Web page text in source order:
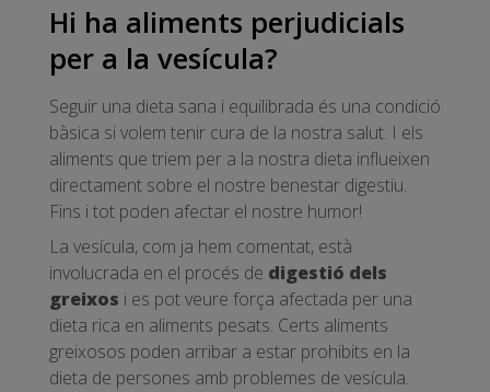
Hi ha aliments perjudicials
per a la vesícula?
Seguir una dieta sana i equilibrada és una condició
bàsica si volem tenir cura de la nostra salut. I els
aliments que triem per a la nostra dieta influeixen
directament sobre el nostre benestar digestiu.
Fins i tot poden afectar el nostre humor!
La vesícula, com ja hem comentat, està
involucrada en el procés de digestió dels
greixos i es pot veure força afectada per una
dieta rica en aliments pesats. Certs aliments
greixosos poden arribar a estar prohibits en la
dieta de persones amb problemes de vesícula.